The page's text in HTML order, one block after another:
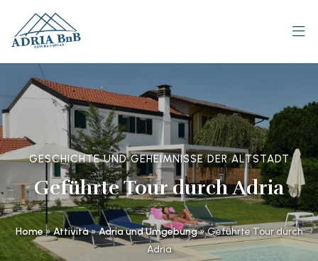
GESCHICHTE UND GEHEIMNISSE DER ALTSTADT
Geführte Tour durch Adria
Home»Attività»Adria und Umgebung»Geführte Tour durch
Adria